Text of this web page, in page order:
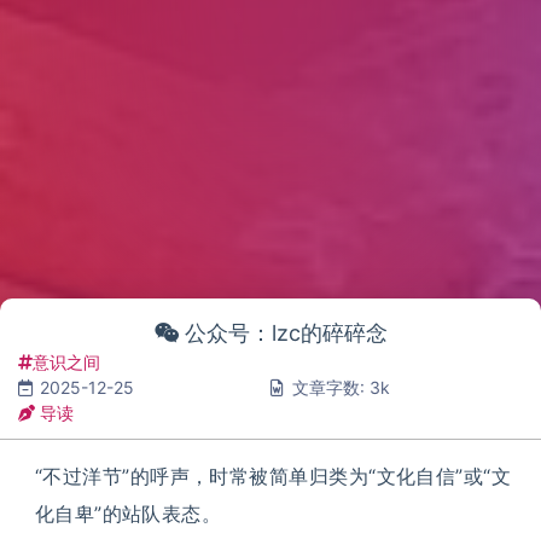
公众号：lzc的碎碎念
意识之间
2025-12-25
文章字数: 3k
导读
“不过洋节”的呼声，时常被简单归类为“文化自信”或“文
化自卑”的站队表态。